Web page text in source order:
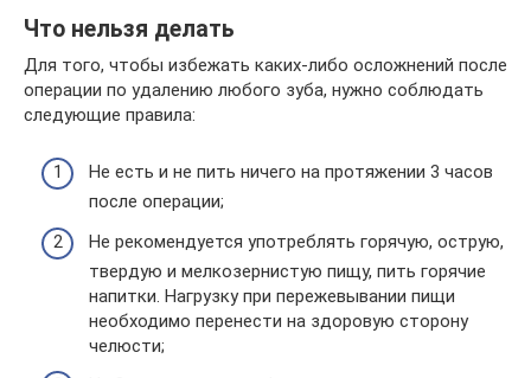
Что нельзя делать
Для того, чтобы избежать каких-либо осложнений после
операции по удалению любого зуба, нужно соблюдать
следующие правила:
Не есть и не пить ничего на протяжении 3 часов
после операции;
Не рекомендуется употреблять горячую, острую,
твердую и мелкозернистую пищу, пить горячие
напитки. Нагрузку при пережевывании пищи
необходимо перенести на здоровую сторону
челюсти;